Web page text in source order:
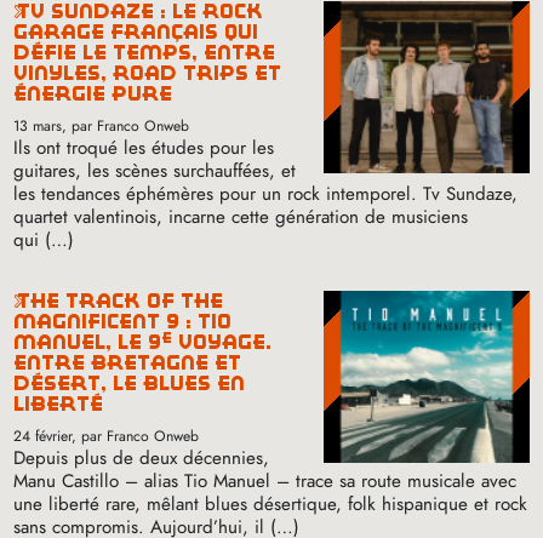
tv sundaze : le rock
garage français qui
défie le temps, entre
vinyles, road trips et
énergie pure
13 mars, par Franco Onweb
Ils ont troqué les études pour les
guitares, les scènes surchauffées, et
les tendances éphémères pour un rock intemporel. Tv Sundaze,
quartet valentinois, incarne cette génération de musiciens
qui (…)
the track of the
magnificent 9 : tio
manuel, le 9e voyage.
entre bretagne et
désert, le blues en
liberté
24 février, par Franco Onweb
Depuis plus de deux décennies,
Manu Castillo – alias Tio Manuel – trace sa route musicale avec
une liberté rare, mêlant blues désertique, folk hispanique et rock
sans compromis. Aujourd’hui, il (…)